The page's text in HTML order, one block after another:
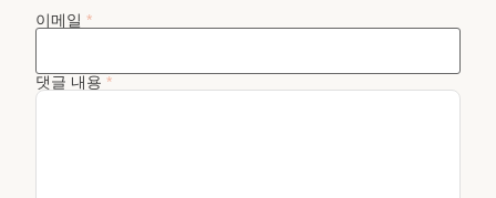
이메일 *
댓글 내용 *